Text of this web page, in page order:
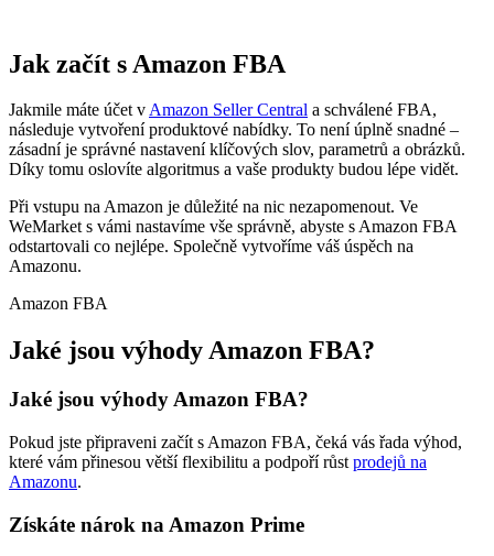
Jak začít s Amazon FBA
Jakmile máte účet vAmazon Seller Central a schválené FBA,
následuje vytvoření produktové nabídky. To není úplně snadné –
zásadní je správné nastavení klíčových slov, parametrů a obrázků.
Díky tomu oslovíte algoritmus a vaše produkty budou lépe vidět.
Při vstupu na Amazon je důležité na nic nezapomenout. Ve
WeMarket s vámi nastavíme vše správně, abyste s Amazon FBA
odstartovali co nejlépe. Společně vytvoříme váš úspěch na
Amazonu.
Amazon FBA
Jaké jsou výhody Amazon FBA?
Jaké jsou výhody Amazon FBA?
Pokud jste připraveni začít s Amazon FBA, čeká vás řada výhod,
které vám přinesou větší flexibilitu a podpoří růst prodejů na
Amazonu.
Získáte nárok na Amazon Prime